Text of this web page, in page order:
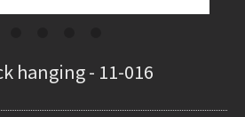
hanging - 11-016